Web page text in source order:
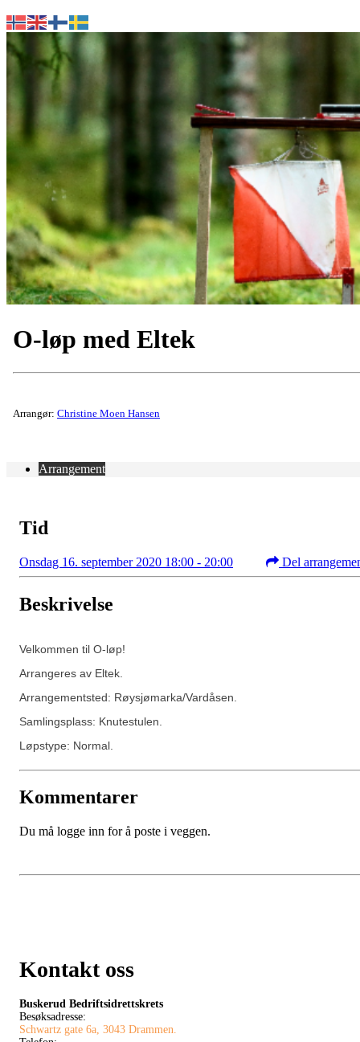
O-løp med Eltek
Arrangør: Christine Moen Hansen
Arrangement
Tid
Onsdag 16. september 2020 18:00 - 20:00 Del
Beskrivelse
Velkommen til O-løp!
Arrangeres av Eltek.
Arrangementsted: Røysjømarka/Vardåsen.
Samlingsplass: Knutestulen.
Løpstype: Normal.
Kommentarer
Du må logge inn for å poste i veggen.
Kontakt oss
Buskerud Bedriftsidrettskrets
Besøksadresse:
Schwartz gate 6a, 3043 Drammen.